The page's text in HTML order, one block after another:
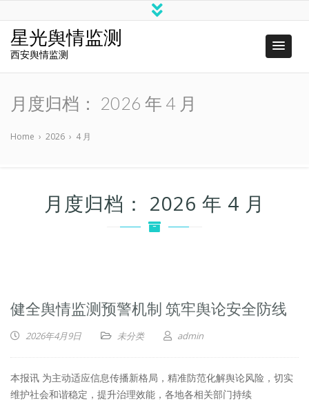
星光舆情监测
西安舆情监测
月度归档： 2026 年 4 月
Home › 2026 › 4 月
月度归档： 2026 年 4 月
健全舆情监测预警机制 筑牢舆论安全防线
2026年4月9日 未分类 admin
本报讯 为主动适应信息传播新格局，精准防范化解舆论风险，切实
维护社会和谐稳定，提升治理效能，各地各相关部门持续